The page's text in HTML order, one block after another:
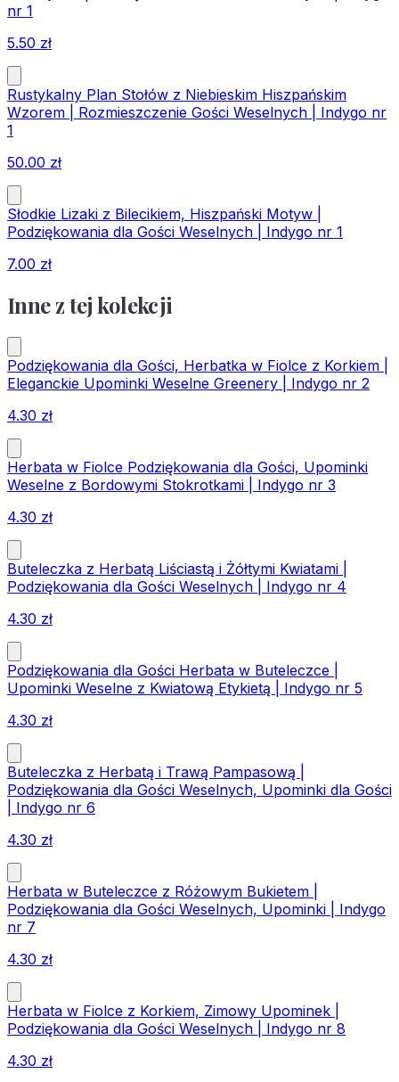
nr 1
5.50 zł
Rustykalny Plan Stołów z Niebieskim Hiszpańskim
Wzorem | Rozmieszczenie Gości Weselnych | Indygo nr
1
50.00 zł
Słodkie Lizaki z Bilecikiem, Hiszpański Motyw |
Podziękowania dla Gości Weselnych | Indygo nr 1
7.00 zł
Inne z tej kolekcji
Podziękowania dla Gości, Herbatka w Fiolce z Korkiem |
Eleganckie Upominki Weselne Greenery | Indygo nr 2
4.30 zł
Herbata w Fiolce Podziękowania dla Gości, Upominki
Weselne z Bordowymi Stokrotkami | Indygo nr 3
4.30 zł
Buteleczka z Herbatą Liściastą i Żółtymi Kwiatami |
Podziękowania dla Gości Weselnych | Indygo nr 4
4.30 zł
Podziękowania dla Gości Herbata w Buteleczce |
Upominki Weselne z Kwiatową Etykietą | Indygo nr 5
4.30 zł
Buteleczka z Herbatą i Trawą Pampasową |
Podziękowania dla Gości Weselnych, Upominki dla Gości
| Indygo nr 6
4.30 zł
Herbata w Buteleczce z Różowym Bukietem |
Podziękowania dla Gości Weselnych, Upominki | Indygo
nr 7
4.30 zł
Herbata w Fiolce z Korkiem, Zimowy Upominek |
Podziękowania dla Gości Weselnych | Indygo nr 8
4.30 zł